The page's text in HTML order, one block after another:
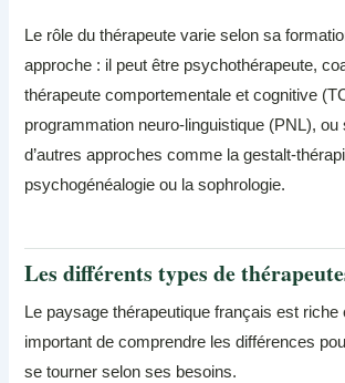
Le rôle du thérapeute varie selon sa
approche : il peut être psychothérapeute,
thérapeute comportementale et cognitive
programmation neuro-linguistique (PNL), ou
d’autres approches comme la gestalt-
psychogénéalogie ou la sophrologie.
Les différents types de
Le paysage thérapeutique français est riche
important de comprendre les différences
se tourner selon ses besoins.